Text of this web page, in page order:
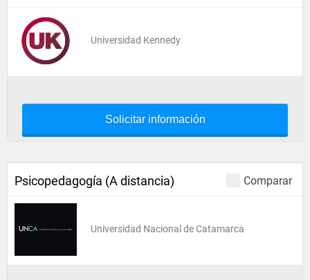
Universidad Kennedy
Solicitar información
Comparar
Psicopedagogía (A distancia)
Universidad Nacional de Catamarca